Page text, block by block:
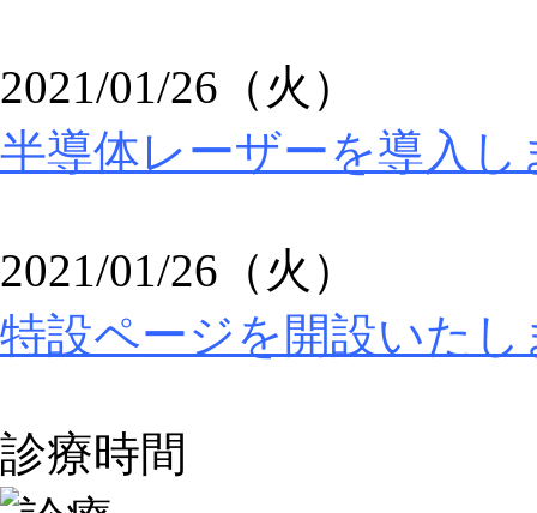
2021/01/26（火）
半導体レーザーを導入し
2021/01/26（火）
特設ページを開設いたし
診療時間